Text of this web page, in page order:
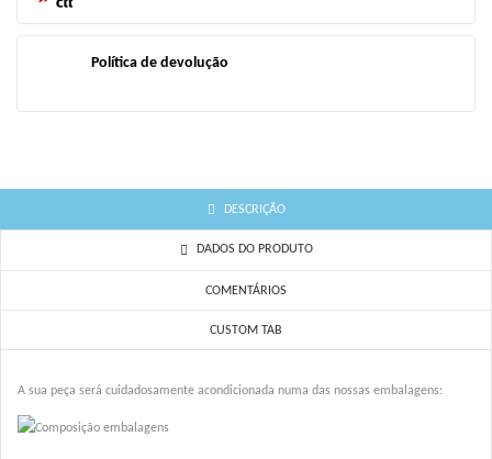
Política de devolução
DESCRIÇÃO
DADOS DO PRODUTO
COMENTÁRIOS
CUSTOM TAB
A sua peça será cuidadosamente acondicionada numa das nossas embalagens: